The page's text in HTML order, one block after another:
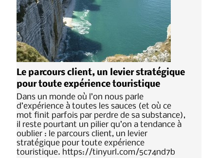
Le parcours client, un levier stratégique
pour toute expérience touristique
Dans un monde où l’on nous parle
d’expérience à toutes les sauces (et où ce
mot finit parfois par perdre de sa substance),
il reste pourtant un pilier qu’on a tendance à
oublier : le parcours client, un levier
stratégique pour toute expérience
touristique. https://tinyurl.com/5c74nd7b